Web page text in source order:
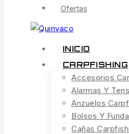
Ofertas
INICIO
CARPFISHING
Accesorios
Alarmas Y
Anzuelos
Bolsos Y
Cañas